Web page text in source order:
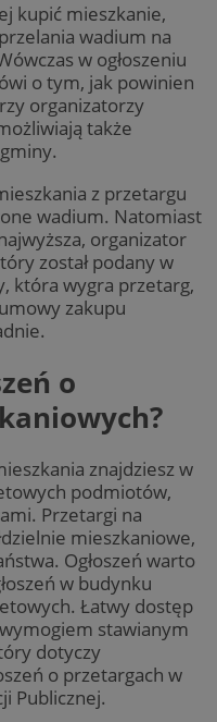
kupić mieszkanie,
wadium na
w ogłoszeniu
o tym, jak powinien
organizatorzy
także
z przetargu
wadium. Natomiast
organizator
został podany w
która wygra przetarg,
zakupu
o
znajdziesz w
podmiotów,
Przetargi na
mieszkaniowe,
Ogłoszeń warto
w budynku
Łatwy dostęp
stawianym
dotyczy
o przetargach w
Publicznej.